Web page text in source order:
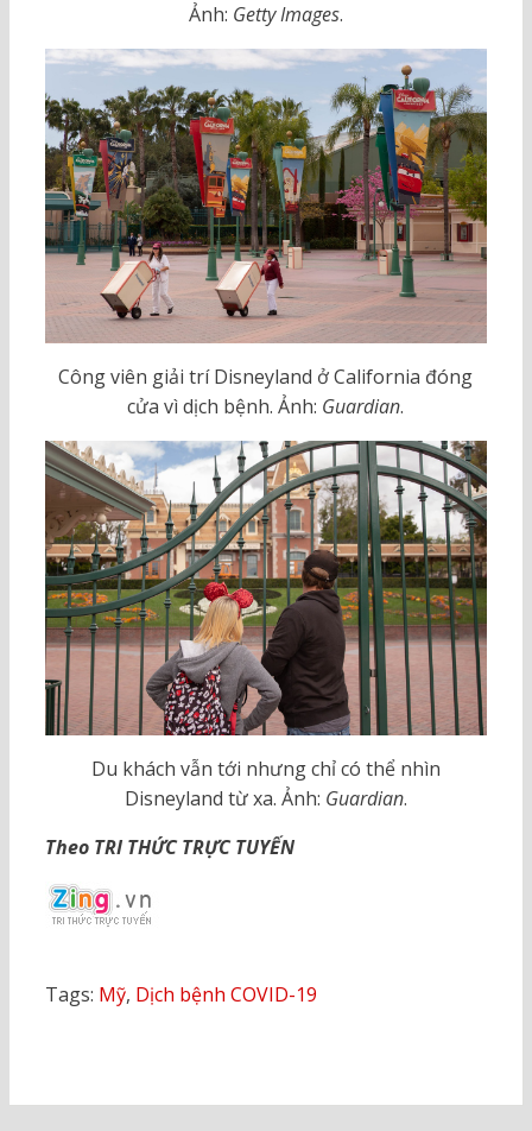
Ảnh: Getty Images.
Công viên giải trí Disneyland ở California đóng
cửa vì dịch bệnh. Ảnh: Guardian.
Du khách vẫn tới nhưng chỉ có thể nhìn
Disneyland từ xa. Ảnh: Guardian.
Theo TRI THỨC TRỰC TUYẾN
Tags: Mỹ, Dịch bệnh COVID-19